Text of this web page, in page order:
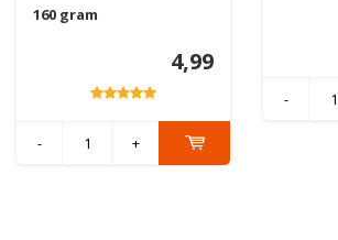
160 gram
4,99
- +
-